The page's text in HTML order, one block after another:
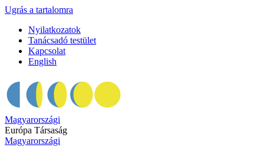
Ugrás a tartalomra
Nyilatkozatok
Tanácsadó testület
Kapcsolat
English
Magyarországi
Európa Társaság
Magyarországi